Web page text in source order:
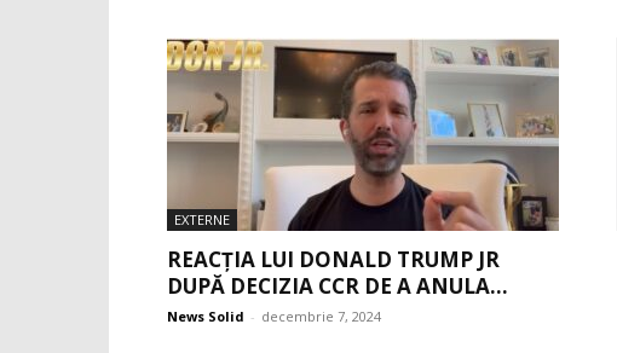
EXTERNE
REACȚIA LUI DONALD TRUMP JR
DUPĂ DECIZIA CCR DE A ANULA...
News Solid - decembrie 7, 2024